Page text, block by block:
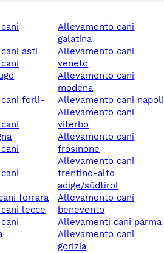
cani asti
ferrara
cani lecce
allevamento cani
galatina
allevamento cani
veneto
allevamento cani
modena
allevamento cani napoli
allevamento cani
viterbo
allevamento cani
frosinone
allevamento cani
trentino-alto
adige/südtirol
allevamento cani
benevento
allevamenti cani parma
allevamento cani
gorizia